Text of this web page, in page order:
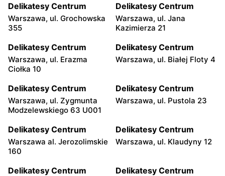
Delikatesy Centrum
Warszawa, ul. Grochowska
355
Delikatesy Centrum
Warszawa, ul. Jana
Kazimierza 21
Delikatesy Centrum
Warszawa, ul. Erazma
Ciołka 10
Delikatesy Centrum
Warszawa, ul. Białej Floty 4
Delikatesy Centrum
Warszawa, ul. Zygmunta
Modzelewskiego 63 U001
Delikatesy Centrum
Warszawa, ul. Pustola 23
Delikatesy Centrum
Warszawa al. Jerozolimskie
160
Delikatesy Centrum
Warszawa, ul. Klaudyny 12
Delikatesy Centrum Delikatesy Centrum